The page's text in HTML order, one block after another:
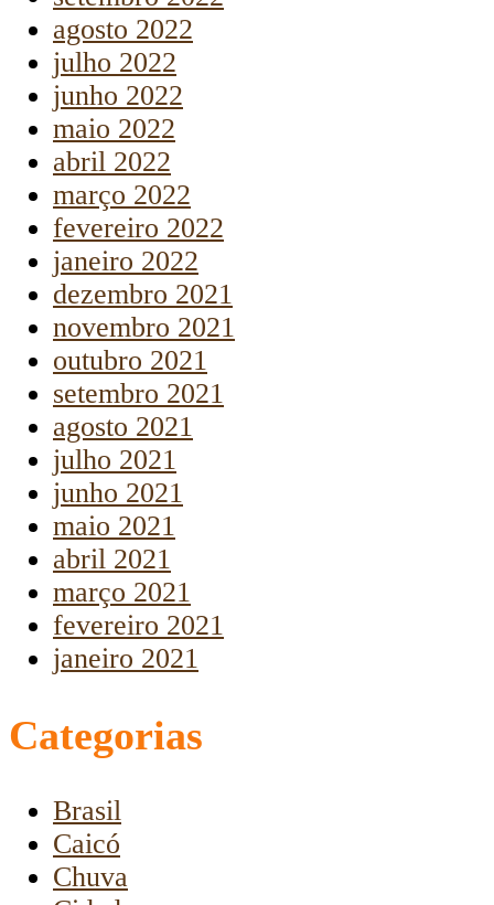
agosto 2022
julho 2022
junho 2022
maio 2022
abril 2022
março 2022
fevereiro 2022
janeiro 2022
dezembro 2021
novembro 2021
outubro 2021
setembro 2021
agosto 2021
julho 2021
junho 2021
maio 2021
abril 2021
março 2021
fevereiro 2021
janeiro 2021
Categorias
Brasil
Caicó
Chuva